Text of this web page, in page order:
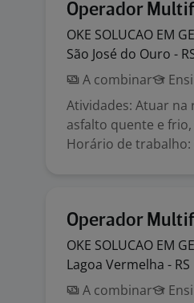
Operador
OKE SOLUCAO EM
São José do Ouro -
A combinar
Atividades: Atuar na
asfalto quente e
Horário de trabalho:
Operador
OKE SOLUCAO EM
Lagoa Vermelha - RS
A combinar